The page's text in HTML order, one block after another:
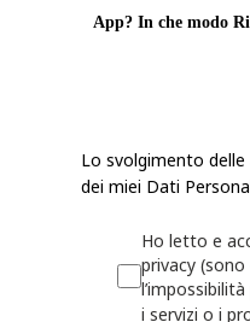
App? In che modo
identificabile o può
propri siti Web e app.
possibilità di
Informazioni
Lo svolgimento
dei miei Dati
Ho letto e
privacy
i servizi o i